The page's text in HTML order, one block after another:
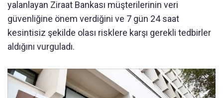
yalanlayan Ziraat Bankası müşterilerinin veri
güvenliğine önem verdiğini ve 7 gün 24 saat
kesintisiz şekilde olası risklere karşı gerekli tedbirler
aldığını vurguladı.